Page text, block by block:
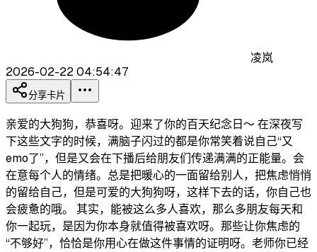
凌岚
2026-02-22 04:54:47
分享卡片
亲爱的大狗狗，恭喜呀。迎来了你的百天纪念日～ 在深夜写
下这些文字的时候，满脑子闪过的都是你常笑着说自己“又
emo了”，但是又会在下播后给朋友们传递满满的正能量。会
在意每个人的情绪。总是把暖心的一面留给别人，把焦虑悄悄
的留给自己，但是可爱的大狗狗呀，这样下去的话，你自己也
会疲惫的哦。 其实，能被这么多人喜欢，那么多朋友每天和
你一起玩，是因为你本身就值得被喜欢呀。那些让你焦虑的
“不够好”，恰恰是你用心在做这件事情的证明呀。老师你已经